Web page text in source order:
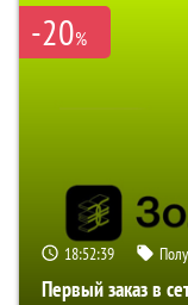
-20%
18:52:39
Первый заказ в